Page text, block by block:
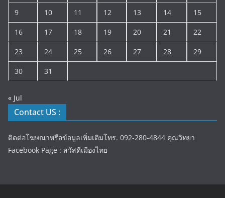
9 10 11 12 13 14 15
16 17 18 19 20 21 22
23 24 25 26 27 28 29
30 31
« Jul
Contact US :
ติดต่อโฆษณาหรือข้อมูลเพิ่มเติมโทร. 092-280-4844 คุณวิทยา
Facebook Page : สวัสดีเมืองไทย